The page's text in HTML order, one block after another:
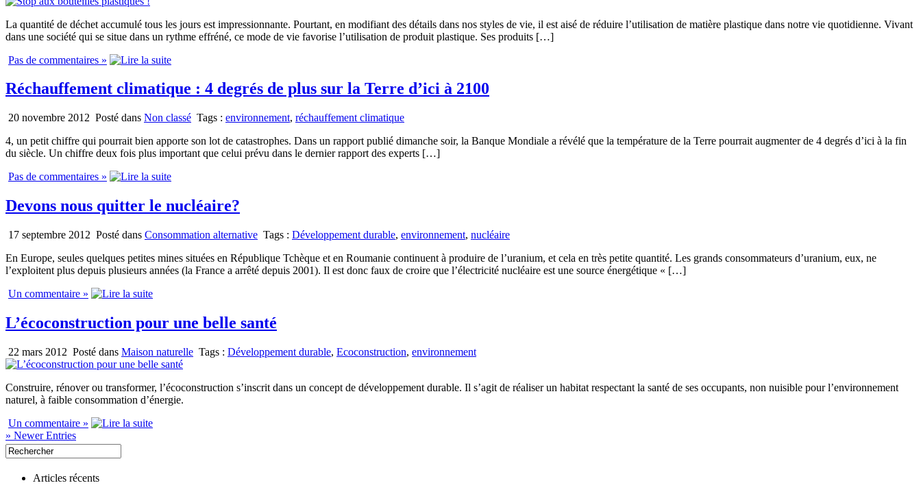
La quantité de déchet accumulé tous les jours est impressionnante. Pourtant, en modifiant des détails dans nos styles de vie, il est aisé de réduire l’utilisation de matière plastique dans notre vie quotidienne. Vivant
dans une société qui se situe dans un rythme effréné, ce mode de vie favorise l’utilisation de produit plastique. Ses produits […]
Pas de commentaires »
Réchauffement climatique : 4 degrés de plus sur la Terre d’ici à 2100
20 novembre 2012 Posté dans Non classé Tags : environnement, réchauffement climatique
4, un petit chiffre qui pourrait bien apporte son lot de catastrophes. Dans un rapport publié dimanche soir, la Banque Mondiale a révélé que la température de la Terre pourrait augmenter de 4 degrés d’ici à la fin
du siècle. Un chiffre deux fois plus important que celui prévu dans le dernier rapport des experts […]
Pas de commentaires »
Devons nous quitter le nucléaire?
17 septembre 2012 Posté dans Consommation alternative Tags : Développement durable, environnement, nucléaire
En Europe, seules quelques petites mines situées en République Tchèque et en Roumanie continuent à produire de l’uranium, et cela en très petite quantité. Les grands consommateurs d’uranium, eux, ne
l’exploitent plus depuis plusieurs années (la France a arrêté depuis 2001). Il est donc faux de croire que l’électricité nucléaire est une source énergétique « […]
Un commentaire »
L’écoconstruction pour une belle santé
22 mars 2012 Posté dans Maison naturelle Tags : Développement durable, Ecoconstruction, environnement
Construire, rénover ou transformer, l’écoconstruction s’inscrit dans un concept de développement durable. Il s’agit de réaliser un habitat respectant la santé de ses occupants, non nuisible pour l’environnement
naturel, à faible consommation d’énergie.
Un commentaire »
» Newer Entries
Articles récents